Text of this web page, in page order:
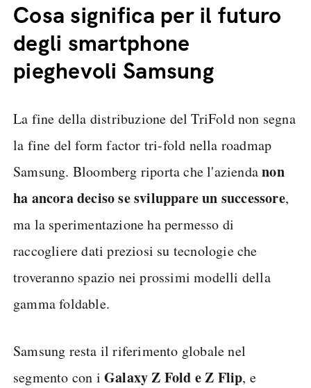
Cosa significa per il futuro
degli smartphone
pieghevoli Samsung
La fine della distribuzione del TriFold non segna
la fine del form factor tri-fold nella roadmap
Samsung. Bloomberg riporta che l'aziendanon
ha ancora deciso se sviluppare un successore,
ma la sperimentazione ha permesso di
raccogliere dati preziosi su tecnologie che
troveranno spazio nei prossimi modelli della
gamma foldable.
Samsung resta il riferimento globale nel
segmento con i Galaxy Z Fold e Z Flip, e